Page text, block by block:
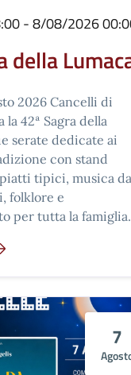
- 8/08/2026
della
2026 Cancelli di
la 42ª Sagra della
serate dedicate ai
con stand
tipici, musica
folklore e
per tutta la famiglia.
7